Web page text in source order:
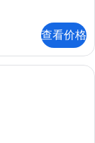
查看价格
Select Comfort 床、